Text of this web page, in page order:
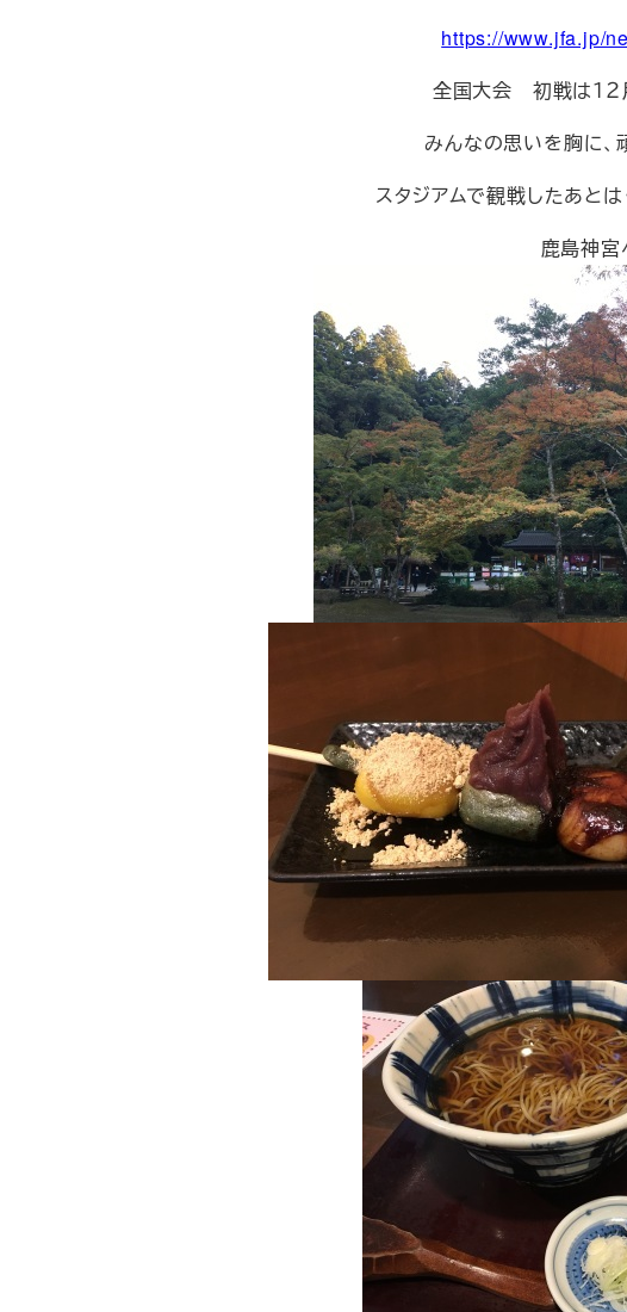
https://www.jfa.jp/
全国大会 初戦は１
みんなの思いを胸に
スタジアムで観戦したあとは
鹿島神